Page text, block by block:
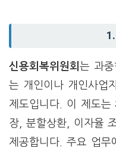
신용회복위원회 는 과
는 개인이나 개인사업
제도입니다. 이 제도는
장, 분할상환, 이자율
제공합니다. 주요 업